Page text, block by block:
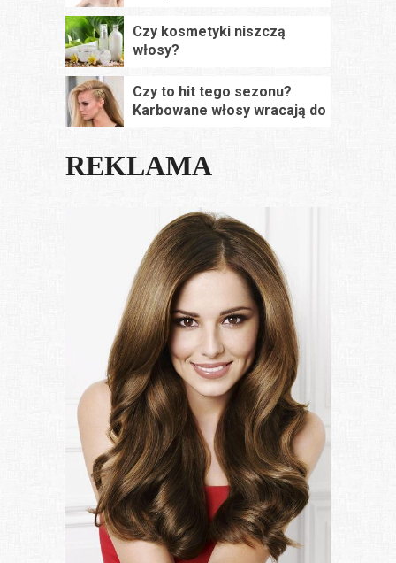
Czy kosmetyki niszczą
włosy?
Czy to hit tego sezonu?
Karbowane włosy wracają do
REKLAMA